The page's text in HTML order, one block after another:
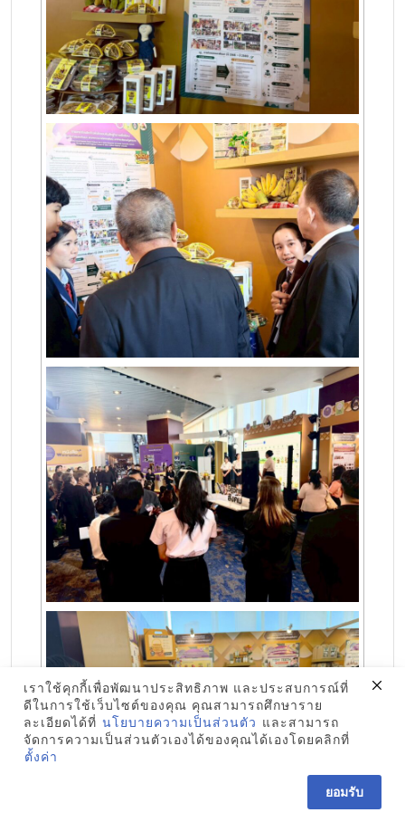
เราใช้คุกกี้เพื่อพัฒนาประสิทธิภาพ และประสบการณ์ที่
ดีในการใช้เว็บไซต์ของคุณ คุณสามารถศึกษาราย
ละเอียดได้ที่ นโยบายความเป็นส่วนตัว และสามารถ
จัดการความเป็นส่วนตัวเองได้ของคุณได้เองโดยคลิกที่
ตั้งค่า
ยอมรับ